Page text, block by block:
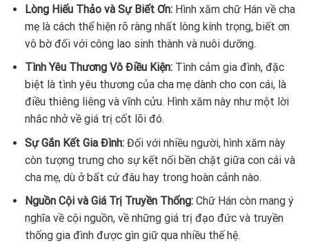
Lòng Hiếu Thảo và Sự Biết Ơn:Hình xăm chữ Hán về cha
mẹ là cách thể hiện rõ ràng nhất lòng kính trọng, biết ơn
vô bờ đối với công lao sinh thành và nuôi dưỡng.
Tình Yêu Thương Vô Điều Kiện:Tình cảm gia đình, đặc
biệt là tình yêu thương của cha mẹ dành cho con cái, là
điều thiêng liêng và vĩnh cửu. Hình xăm này như một lời
nhắc nhở về giá trị cốt lõi đó.
Sự Gắn Kết Gia Đình:Đối với nhiều người, hình xăm này
còn tượng trưng cho sự kết nối bền chặt giữa con cái và
cha mẹ, dù ở bất cứ đâu hay trong hoàn cảnh nào.
Nguồn Cội và Giá Trị Truyền Thống:Chữ Hán còn mang ý
nghĩa về cội nguồn, về những giá trị đạo đức và truyền
thống gia đình được gìn giữ qua nhiều thế hệ.